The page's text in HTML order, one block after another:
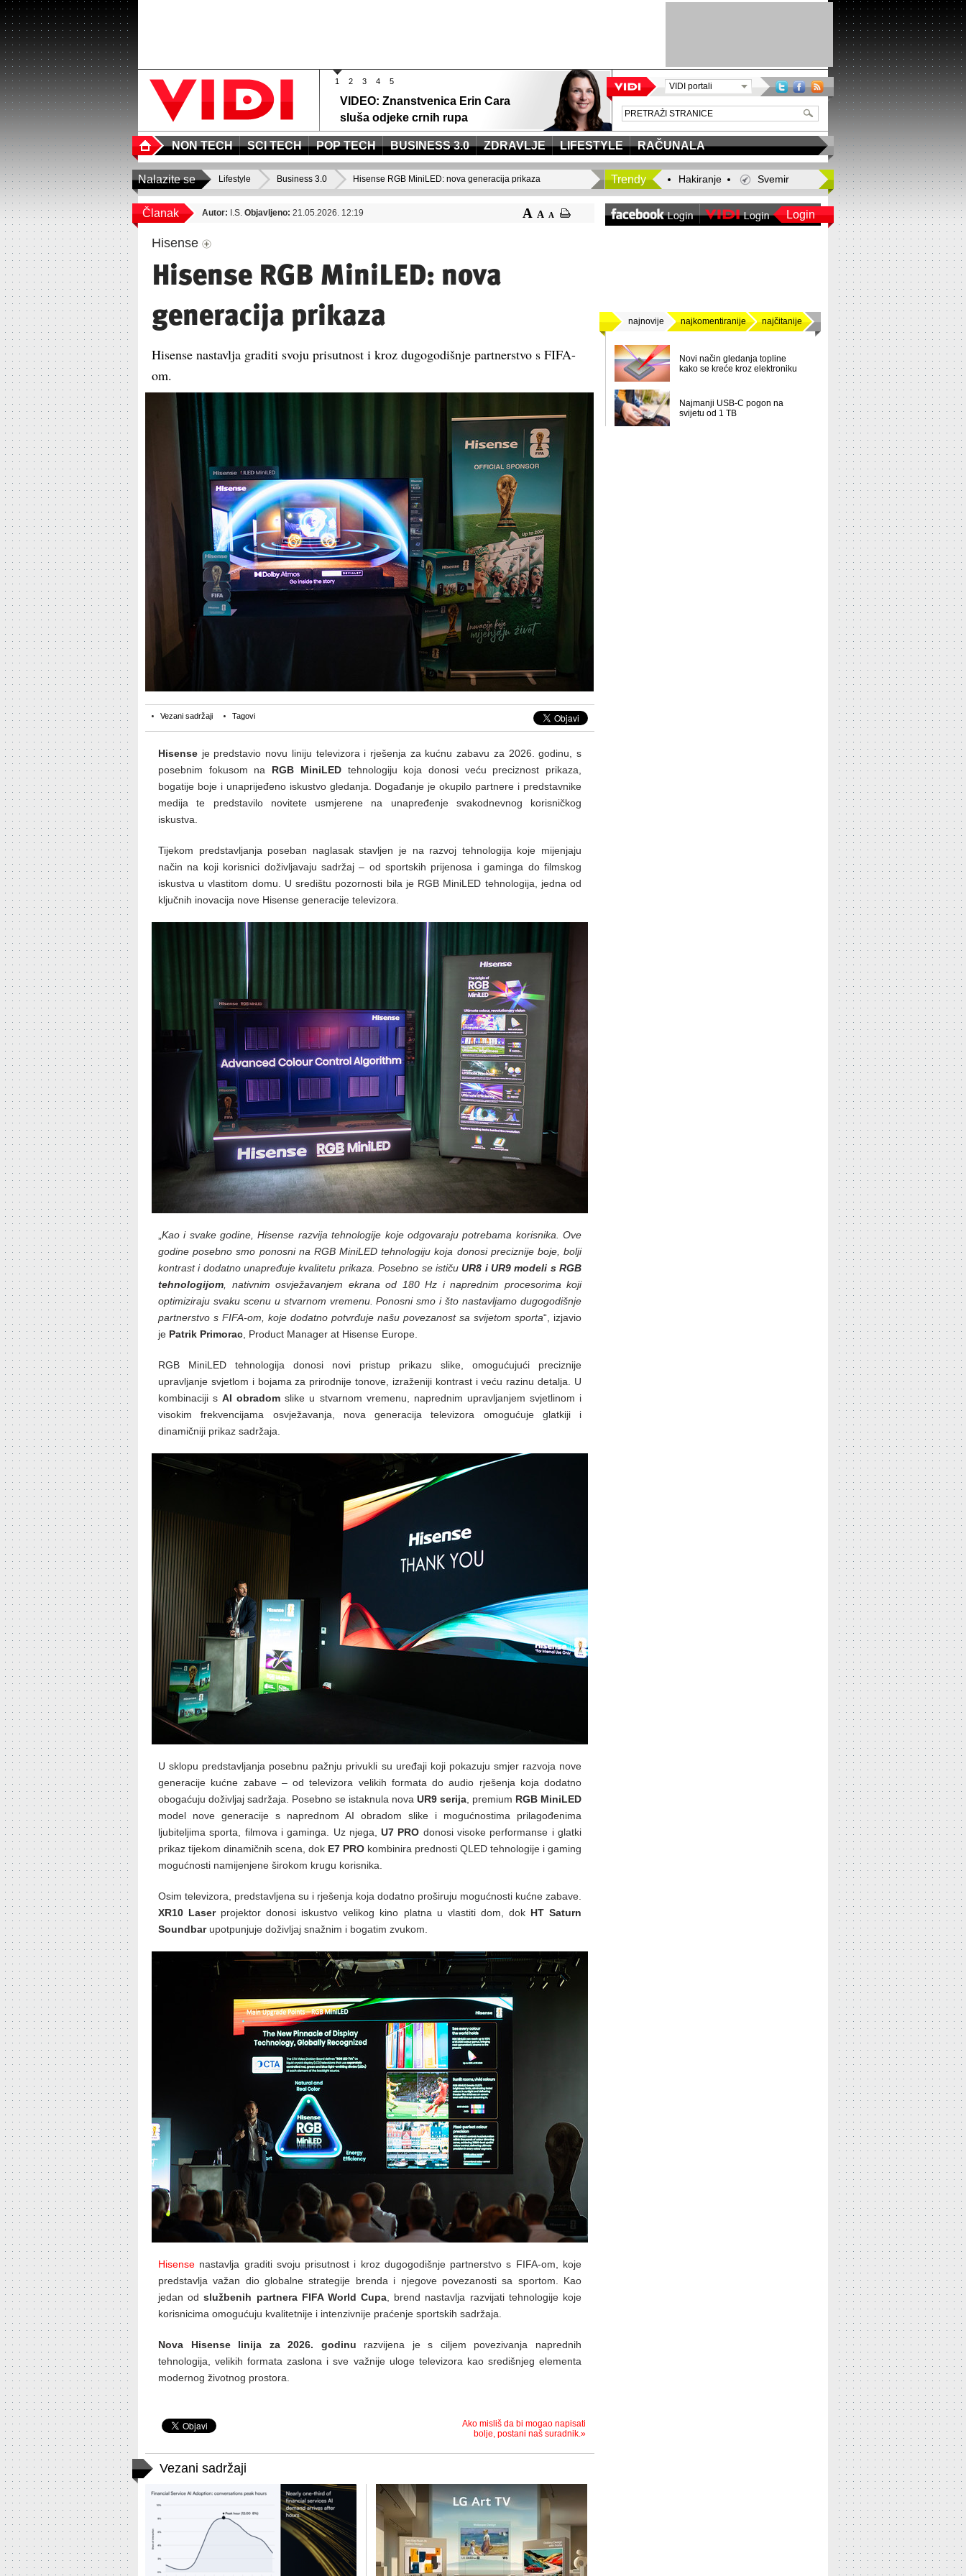
1 2 3 4 5
VIDEO: Znanstvenica Erin Cara
sluša odjeke crnih rupa
VIDI portali
NON TECH SCI TECH POP TECH BUSINESS 3.0 ZDRAVLJE LIFESTYLE RAČUNALA
Nalazite se Lifestyle Business 3.0 Hisense RGB MiniLED: nova generacija prikaza Trendy Hakiranje Svemir
Članak Autor: I.S. Objavljeno: 21.05.2026. 12:19 A A A
Hisense
Hisense RGB MiniLED: nova
generacija prikaza
Hisense nastavlja graditi svoju prisutnost i kroz dugogodišnje partnerstvo s FIFA-
om.
Vezani sadržaji Tagovi
Hisense je predstavio novu liniju televizora i rješenja za kućnu zabavu za 2026. godinu, s
posebnim fokusom na RGB MiniLEDtehnologiju koja donosi veću preciznost prikaza,
bogatije boje i unaprijeđeno iskustvo gledanja. Događanje je okupilo partnere i predstavnike
medija te predstavilo novitete usmjerene na unapređenje svakodnevnog korisničkog
iskustva.
Tijekom predstavljanja poseban naglasak stavljen je na razvoj tehnologija koje mijenjaju
način na koji korisnici doživljavaju sadržaj – od sportskih prijenosa i gaminga do filmskog
iskustva u vlastitom domu. U središtu pozornosti bila je RGB MiniLED tehnologija, jedna od
ključnih inovacija nove Hisense generacije televizora.
Kao i svake godine, Hisense razvija tehnologije koje odgovaraju potrebama korisnika. Ove
godine posebno smo ponosni na RGB MiniLED tehnologiju koja donosi preciznije boje, bolji
kontrast i dodatno unapređuje kvalitetu prikaza. Posebno se ističuUR8 i UR9 modeli s RGB
tehnologijom , nativnim osvježavanjem ekrana od 180 Hz i naprednim procesorima koji
optimiziraju svaku scenu u stvarnom vremenu. Ponosni smo i što nastavljamo dugogodišnje
partnerstvo s FIFA-om, koje dodatno potvrđuje našu povezanost sa svijetom sporta“, izjavio
je Patrik Primorac , Product Manager at Hisense Europe.
RGB MiniLED tehnologija donosi novi pristup prikazu slike, omogućujući preciznije
upravljanje svjetlom i bojama za prirodnije tonove, izraženiji kontrast i veću razinu detalja. U
kombinaciji sAI obradom slike u stvarnom vremenu, naprednim upravljanjem svjetlinom i
visokim frekvencijama osvježavanja, nova generacija televizora omogućuje glatkiji i
dinamičniji prikaz sadržaja.
U sklopu predstavljanja posebnu pažnju privukli su uređaji koji pokazuju smjer razvoja nove
generacije kućne zabave – od televizora velikih formata do audio rješenja koja dodatno
obogaćuju doživljaj sadržaja. Posebno se istaknula nova UR9 serija , premium RGB MiniLED
model nove generacije s naprednom AI obradom slike i mogućnostima prilagođenima
ljubiteljima sporta, filmova i gaminga. Uz njega,U7 PRO donosi visoke performanse i glatki
prikaz tijekom dinamičnih scena, dok E7 PRO kombinira prednosti QLED tehnologije i gaming
mogućnosti namijenjene širokom krugu korisnika.
Osim televizora, predstavljena su i rješenja koja dodatno proširuju mogućnosti kućne zabave.
XR10 Laser projektor donosi iskustvo velikog kino platna u vlastiti dom, dok HT Saturn
Soundbarupotpunjuje doživljaj snažnim i bogatim zvukom.
Hisense nastavlja graditi svoju prisutnost i kroz dugogodišnje partnerstvo s FIFA-om, koje
predstavlja važan dio globalne strategije brenda i njegove povezanosti sa sportom. Kao
jedan odslužbenih partnera FIFA World Cupa , brend nastavlja razvijati tehnologije koje
korisnicima omogućuju kvalitetnije i intenzivnije praćenje sportskih sadržaja.
Nova Hisense linija za 2026. godinu razvijena je s ciljem povezivanja naprednih
tehnologija, velikih formata zaslona i sve važnije uloge televizora kao središnjeg elementa
modernog životnog prostora.
Ako misliš da bi mogao napisati
bolje, postani naš suradnik.»
Vezani sadržaji
Login
najnovije najkomentiranije najčitanije
Novi način gledanja topline
kako se kreće kroz elektroniku
Najmanji USB-C pogon na
svijetu od 1 TB